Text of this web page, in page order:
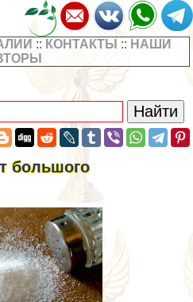
:: КОНТАКТЫ :: НАШИ
большого